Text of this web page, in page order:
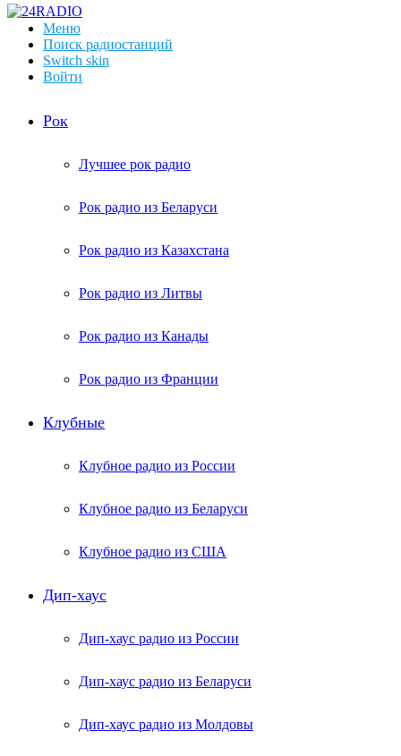
Меню
Поиск радиостанций
Switch skin
Войти
Рок
Лучшее рок радио
Рок радио из Беларуси
Рок радио из Казахстана
Рок радио из Литвы
Рок радио из Канады
Рок радио из Франции
Клубные
Клубное радио из России
Клубное радио из Беларуси
Клубное радио из США
Дип-хаус
Дип-хаус радио из России
Дип-хаус радио из Беларуси
Дип-хаус радио из Молдовы